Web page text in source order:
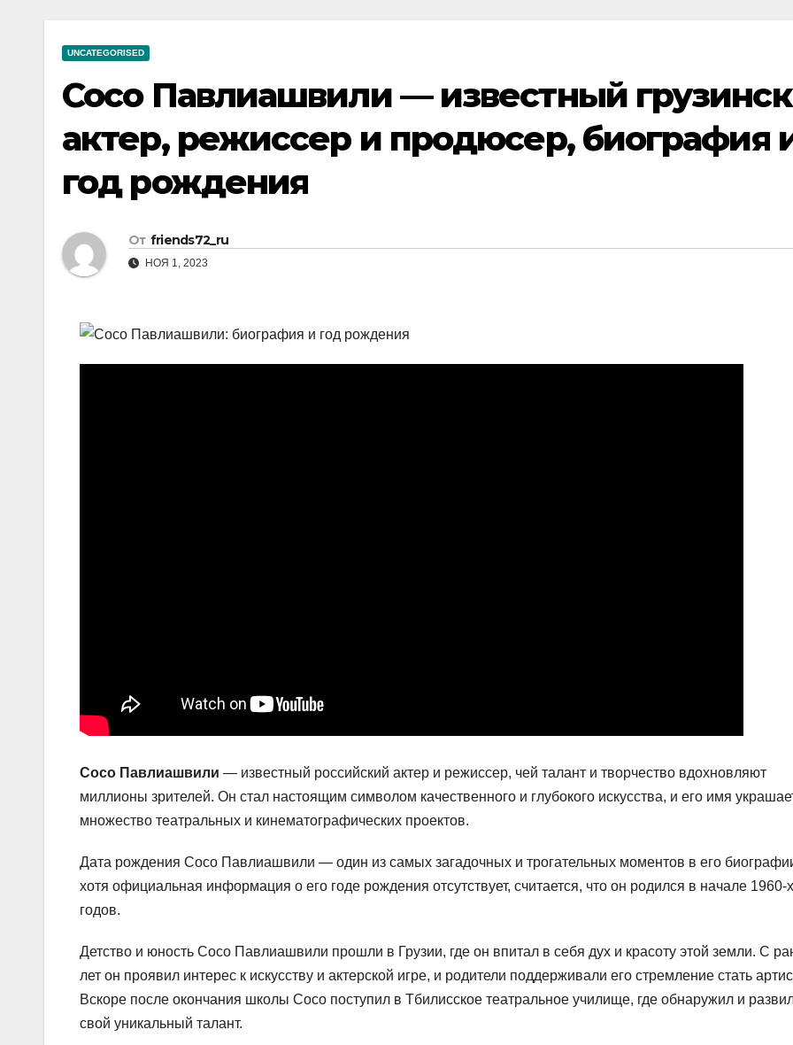
UNCATEGORISED
Сосо Павлиашвили — известный
актер, режиссер и продюсер, биография
год рождения
От friends72_ru
НОЯ 1, 2023
Сосо Павлиашвили — известный российский актер и режиссер, чей талант и творчество вдохновляют
миллионы зрителей. Он стал настоящим символом качественного и глубокого искусства, и его имя
множество театральных и кинематографических проектов.
Дата рождения Сосо Павлиашвили — один из самых загадочных и трогательных моментов в его
хотя официальная информация о его годе рождения отсутствует, считается, что он родился в начале 1960-х
годов.
Детство и юность Сосо Павлиашвили прошли в Грузии, где он впитал в себя дух и красоту этой земли. С
лет он проявил интерес к искусству и актерской игре, и родители поддерживали его стремление стать
Вскоре после окончания школы Сосо поступил в Тбилисское театральное училище, где обнаружил и
свой уникальный талант.